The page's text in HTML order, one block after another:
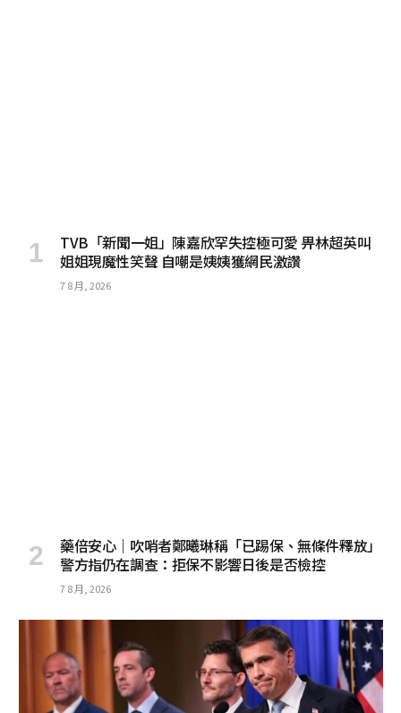
TVB「新聞一姐」陳嘉欣罕失控極可愛 畀林超英叫
姐姐現魔性笑聲 自嘲是姨姨獲網民激讚
7 8 月, 2026
藥倍安心｜吹哨者鄭曦琳稱「已踢保、無條件釋放」
警方指仍在調查：拒保不影響日後是否檢控
7 8 月, 2026